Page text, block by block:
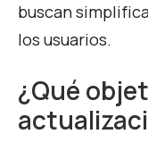
buscan
los usuarios.
¿Qué